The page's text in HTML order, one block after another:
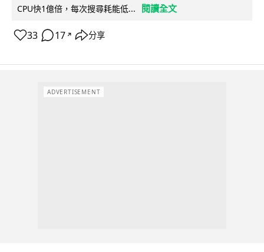
CPU快1億倍，每次搜尋耗能低...
閱讀全文
33 17 ↗ 分享
ADVERTISEMENT